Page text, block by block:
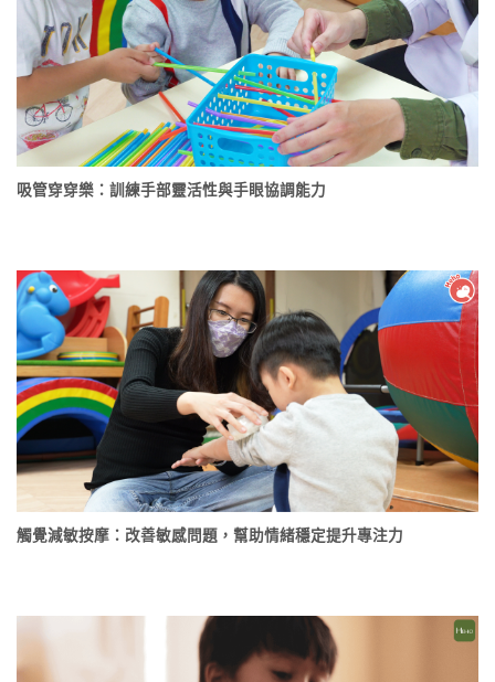
吸管穿穿樂：訓練手部靈活性與手眼協調能力
觸覺減敏按摩：改善敏感問題，幫助情緒穩定提升專注力